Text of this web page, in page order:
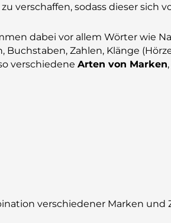
verschaffen, sodass dieser sich
dabei vor allem Wörter wie
Buchstaben, Zahlen, Klänge
verschiedene Arten von Marken
verschiedener Marken und